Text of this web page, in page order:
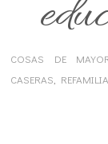
COSAS DE
CASERAS
REFAMILIA